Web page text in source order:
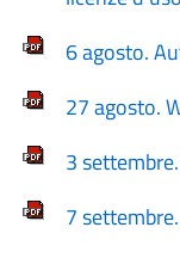
6 agosto.
27 agosto.
3
7